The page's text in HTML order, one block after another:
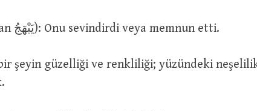
بَهَجَهُ (geniş zaman يَبْهَجُ): Onu sevindirdi veya memnun etti.